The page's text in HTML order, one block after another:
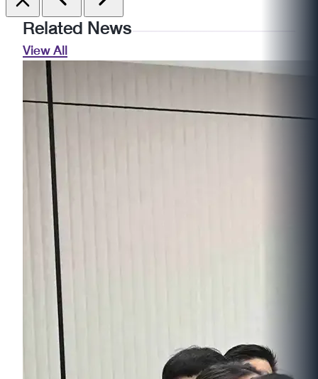
Related News
View All